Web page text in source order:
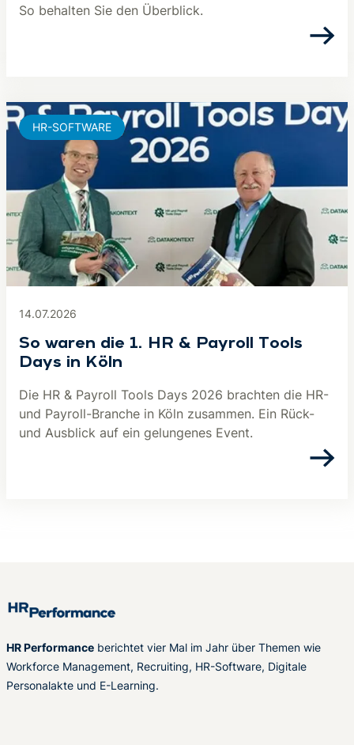
So behalten Sie den Überblick.
14.07.2026
So waren die 1. HR & Payroll Tools
Days in Köln
Die HR & Payroll Tools Days 2026 brachten die HR-
und Payroll-Branche in Köln zusammen. Ein Rück-
und Ausblick auf ein gelungenes Event.
HR-SOFTWARE
HR Performance berichtet vier Mal im Jahr über Themen wie
Workforce Management, Recruiting, HR-Software, Digitale
Personalakte und E-Learning.